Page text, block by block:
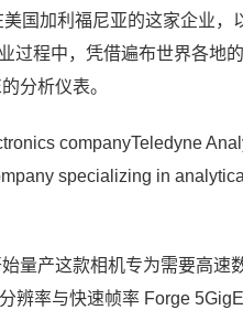
国加利福尼亚的这家企业，
过程中，凭借遍布世界各地
分析仪表。
companyTeledyne
specializing in analytical
量产这款相机专为需要高速
辨率与快速帧率 Forge